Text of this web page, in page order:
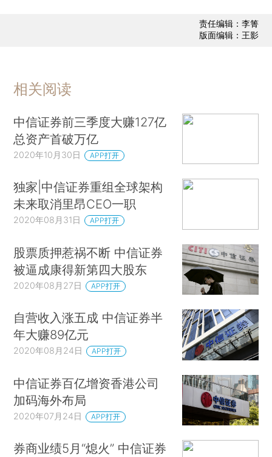
责任编辑：李箐
版面编辑：王影
相关阅读
中信证券前三季度大赚127亿
总资产首破万亿
2020年10月30日 APP打开
独家|中信证券重组全球架构
未来取消里昂CEO一职
2020年08月31日 APP打开
股票质押惹祸不断 中信证券
被逼成康得新第四大股东
2020年08月27日 APP打开
自营收入涨五成 中信证券半
年大赚89亿元
2020年08月24日 APP打开
中信证券百亿增资香港公司
加码海外布局
2020年07月24日 APP打开
券商业绩5月“熄火” 中信证券